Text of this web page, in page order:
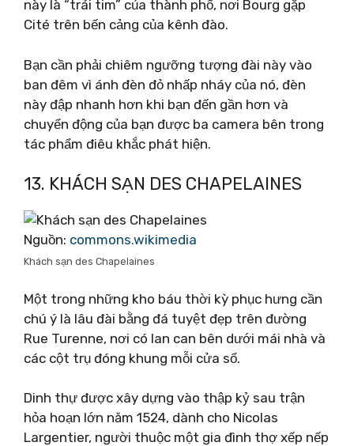
này là “trái tim” của thành phố, nơi Bourg gặp
Cité trên bến cảng của kênh đào.
Bạn cần phải chiêm ngưỡng tượng đài này vào
ban đêm vì ánh đèn đỏ nhấp nháy của nó, đèn
này đập nhanh hơn khi bạn đến gần hơn và
chuyển động của bạn được ba camera bên trong
tác phẩm điêu khắc phát hiện.
13. KHÁCH SẠN DES CHAPELAINES
Nguồn: commons.wikimedia
Khách sạn des Chapelaines
Một trong những kho báu thời kỳ phục hưng cần
chú ý là lâu đài bằng đá tuyệt đẹp trên đường
Rue Turenne, nơi có lan can bên dưới mái nhà và
các cột trụ đóng khung mỗi cửa sổ.
Dinh thự được xây dựng vào thập kỷ sau trận
hỏa hoạn lớn năm 1524, dành cho Nicolas
Largentier, người thuộc một gia đình thợ xếp nếp